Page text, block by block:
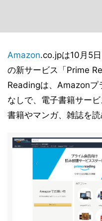
Amazon.co.jpは10月5
の新サービス「Prime
Readingは、Amazonプ
なしで、電子書籍サービ
書籍やマンガ、雑誌を読